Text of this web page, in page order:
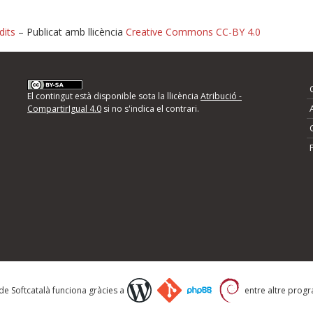
d'errors
següents i descriviu quina és la millora que
– Publicat amb llicència Creative Commons CC-BY 4.0
El contingut està disponible sota la llicència Atribució -
CompartirIgual 4.0si no s'indica el contrari.
Softcatalà funciona gràcies a entre altre